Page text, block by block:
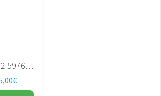
HP G62 597674-001
€